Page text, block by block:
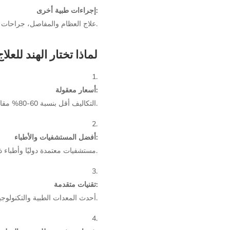
إجراءات طبية أخرى:
علاج العظام والمفاصل، جراحات العمود الفقري، وطب الأسنان.
لماذا تختار الهند
أسعار معقولة:
التكاليف أقل بنسبة 60-80% مقارنة بالدول الغربية.
أفضل المستشفيات والأطباء:
مستشفيات معتمدة دوليًا وأطباء ذوو خبرة.
تقنيات متقدمة:
أحدث المعدات الطبية والتكنولوجيا الحديثة.